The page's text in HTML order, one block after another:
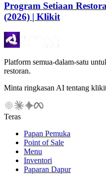
Program Setiaan
(2026) | Klikit
Platform semua-dalam-satu
restoran.
Minta ringkasan AI tentang
Teras
Papan Pemuka
Point of Sale
Menu
Inventori
Paparan Dapur